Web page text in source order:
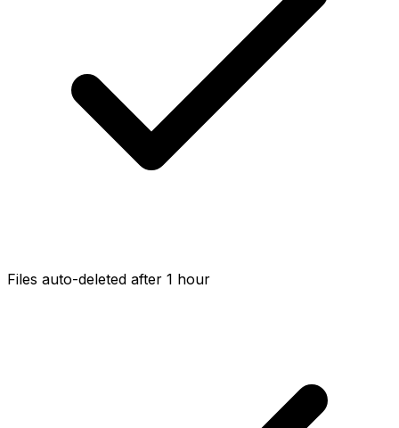
Files auto-deleted after 1 hour